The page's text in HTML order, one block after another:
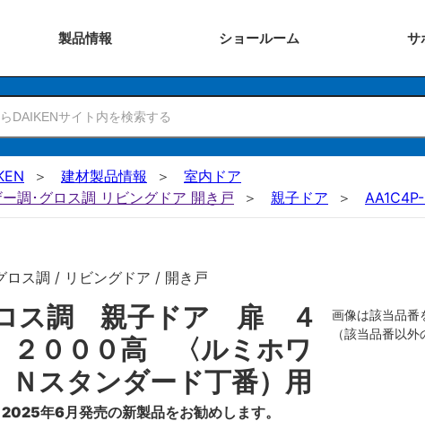
製品情報 ショールーム サ
建材製品情報
室内ドア
調･グロス調 リビングドア 開き戸
親子ドア
ロス調 / リビングドア / 開き戸
ス調 親子ドア 扉 ４
０００高 〈ルミホワ
タンダード丁番）用
年6月発売の新製品をお勧めします。
画像は該当品番
（該当品番以